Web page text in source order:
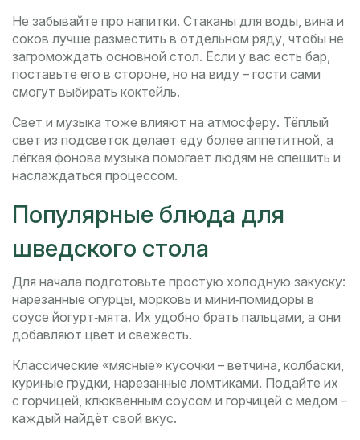
Не забывайте про напитки. Стаканы для воды, вина и
соков лучше разместить в отдельном ряду, чтобы не
загромождать основной стол. Если у вас есть бар,
поставьте его в стороне, но на виду – гости сами
смогут выбирать коктейль.
Свет и музыка тоже влияют на атмосферу. Тёплый
свет из подсветок делает еду более аппетитной, а
лёгкая фонова музыка помогает людям не спешить и
наслаждаться процессом.
Популярные блюда для
шведского стола
Для начала подготовьте простую холодную закуску:
нарезанные огурцы, морковь и мини‑помидоры в
соусе йогурт‑мята. Их удобно брать пальцами, а они
добавляют цвет и свежесть.
Классические «мясные» кусочки – ветчина, колбаски,
куриные грудки, нарезанные ломтиками. Подайте их
с горчицей, клюквенным соусом и горчицей с медом –
каждый найдёт свой вкус.